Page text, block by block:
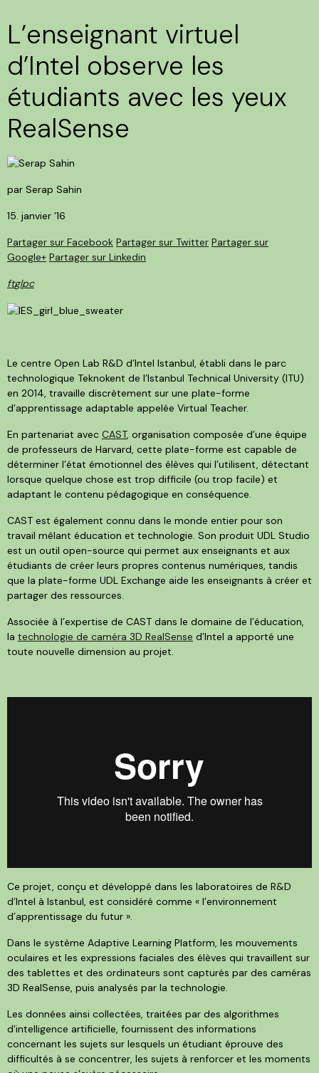
L’enseignant virtuel
d’Intel observe les
étudiants avec les yeux
RealSense
par Serap Sahin
15. janvier '16
Partager sur Facebook Partager sur Twitter Partager sur
Google+ Partager sur Linkedin
ftglpc
Le centre Open Lab R&D d’Intel Istanbul, établi dans le parc
technologique Teknokent de l’Istanbul Technical University (ITU)
en 2014, travaille discrètement sur une plate-forme
d’apprentissage adaptable appelée Virtual Teacher.
En partenariat avec CAST, organisation composée d’une équipe
de professeurs de Harvard, cette plate-forme est capable de
déterminer l’état émotionnel des élèves qui l’utilisent, détectant
lorsque quelque chose est trop difficile (ou trop facile) et
adaptant le contenu pédagogique en conséquence.
CAST est également connu dans le monde entier pour son
travail mêlant éducation et technologie. Son produit UDL Studio
est un outil open-source qui permet aux enseignants et aux
étudiants de créer leurs propres contenus numériques, tandis
que la plate-forme UDL Exchange aide les enseignants à créer et
partager des ressources.
Associée à l’expertise de CAST dans le domaine de l’éducation,
la technologie de caméra 3D RealSense d’Intel a apporté une
toute nouvelle dimension au projet.
Ce projet, conçu et développé dans les laboratoires de R&D
d’Intel à Istanbul, est considéré comme « l’environnement
d’apprentissage du futur ».
Dans le système Adaptive Learning Platform, les mouvements
oculaires et les expressions faciales des élèves qui travaillent sur
des tablettes et des ordinateurs sont capturés par des caméras
3D RealSense, puis analysés par la technologie.
Les données ainsi collectées, traitées par des algorithmes
d’intelligence artificielle, fournissent des informations
concernant les sujets sur lesquels un étudiant éprouve des
difficultés à se concentrer, les sujets à renforcer et les moments